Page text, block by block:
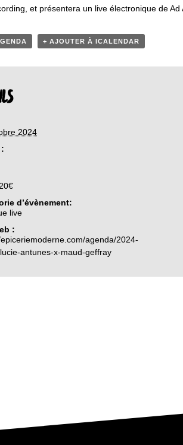
et présentera un live électronique de Ad
+ AJOUTER À ICALENDAR
2024
d’évènement:
live
:
agenda/2024-
antunes-x-maud-geffray